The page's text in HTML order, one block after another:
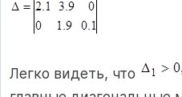
Легко видеть, что